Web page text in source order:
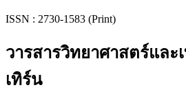
ISSN : 2730-1583 (Print)
วารสารวิทยาศาสตร์และ
เทิร์น